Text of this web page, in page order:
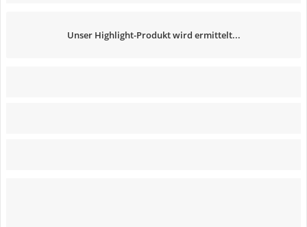
Unser Highlight-Produkt wird ermittelt...